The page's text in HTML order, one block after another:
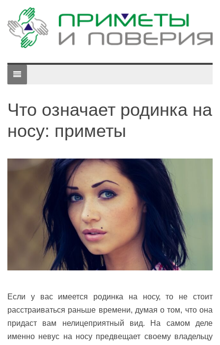
Что означает родинка на
носу: приметы
Если у вас имеется родинка на носу, то не стоит
расстраиваться раньше времени, думая о том, что она
придаст вам нелицеприятный вид. На самом деле
именно невус на носу предвещает своему владельцу